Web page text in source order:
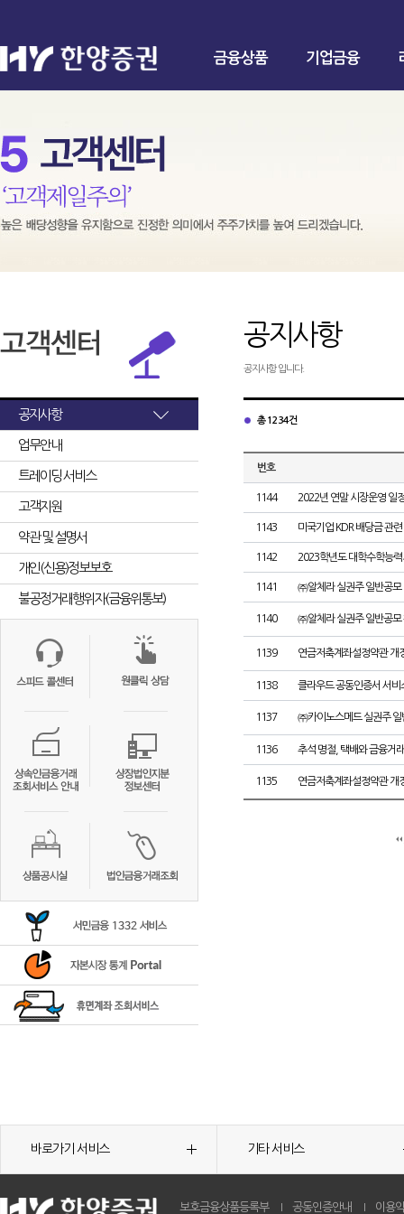
금융상품 기업금융
공지사항
업무안내
트레이딩 서비스
고객지원
약관 및 설명서
개인(신용)정보보호
불공정거래행위자(금융위통보)
공지사항
공지사항 입니다.
총 1234건
번호
1144 2022년 연말 시장운영 일
1143 미국기업 KDR 배당금 관
1142 2023학년도 대학수학능
1141 ㈜알체라 실권주 일반공모
1140 ㈜알체라 실권주 일반공모
1139 연금저축계좌설정약관 개
1138 클라우드 공동인증서 서비
1137 ㈜카이노스메드 실권주 일
1136 추석 명절, 택배와 금융거
1135 연금저축계좌설정약관 개
바로가기 서비스 기타 서비스
보호금융상품등록부 공동인증안내 이용